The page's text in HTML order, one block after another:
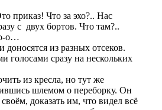
приказ! Что за эхо?.. Нас
с двух бортов. Что там?..
о…
из разных отсеков.
сразу на нескольких
из кресла, но тут же
шлемом о переборку. Он
доказать им, что видел всё